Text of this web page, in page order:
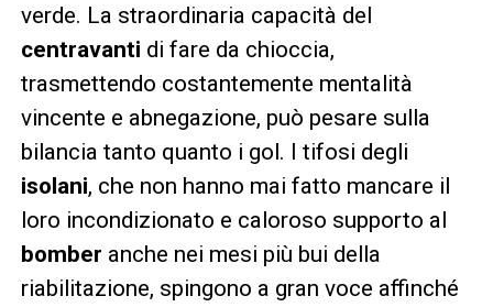
verde. La straordinaria capacità del
centravanti di fare da chioccia,
trasmettendo costantemente mentalità
vincente e abnegazione, può pesare sulla
bilancia tanto quanto i gol. I tifosi degli
isolani, che non hanno mai fatto mancare il
loro incondizionato e caloroso supporto al
bomber anche nei mesi più bui della
riabilitazione, spingono a gran voce affinché